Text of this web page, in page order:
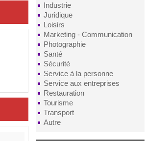
Industrie
Juridique
Loisirs
Marketing - Communication
Photographie
Santé
Sécurité
Service à la personne
Service aux entreprises
Restauration
Tourisme
Transport
Autre